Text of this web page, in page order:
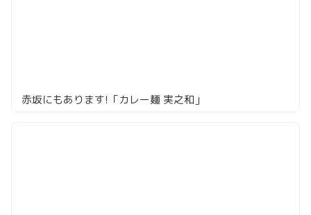
赤坂にもあります!「カレー麺 実之和」